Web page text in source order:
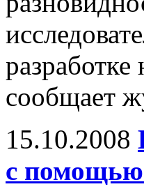
сообщает
15.10.2008
с помощью